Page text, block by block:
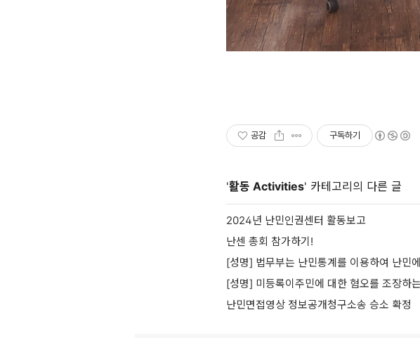
공감 구독하기
'활동 Activities' 카테고리의 다른 글
2024년 난민인권센터 활동보고
난센 총회 참가하기!
[성명] 법무부는 난민통계를 이용하여 난민
[성명] 미등록이주민에 대한 혐오를 조장하
난민면접영상 정보공개청구소송 승소 확정